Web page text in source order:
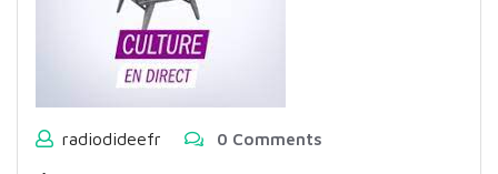
radiodideefr 0 Comments